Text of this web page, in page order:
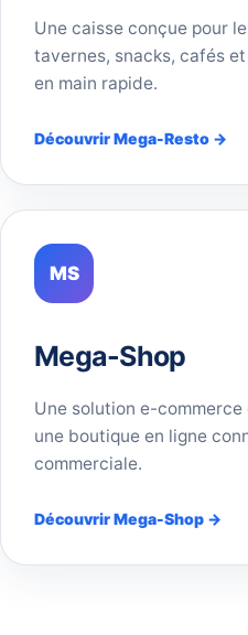
Une caisse conçue pour
tavernes, snacks, cafés
en main rapide.
Découvrir Mega-Resto →
MS
Mega-Shop
Une solution e-
une boutique en ligne
commerciale.
Découvrir Mega-Shop →